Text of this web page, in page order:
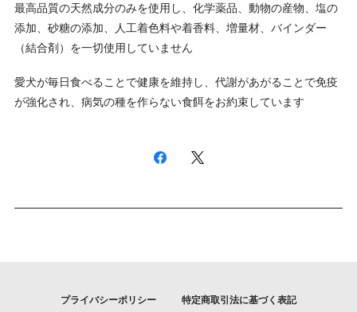
最高品質の天然成分のみを使用し、化学薬品、動物の産物、塩の
添加、砂糖の添加、人工着色料や着香料、増量材、バインダー
（結合剤）を一切使用していません
愛犬が毎日食べることで健康を維持し、代謝があがることで免疫
が強化され、病気の種を作らない食餌をお約束しています
プライバシーポリシー 特定商取引法に基づく表記